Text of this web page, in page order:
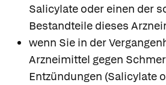
Salicylate oder einen der
Bestandteile dieses
wenn Sie in der
Arzneimittel gegen
Entzündungen (Salicylate